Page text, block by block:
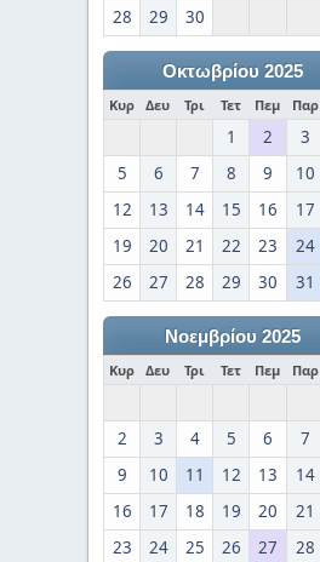
28
29 30
Οκτωβρίου 2025
Κυρ Δευ Τρι Τετ Πεμ Παρ
1 2 3
5
6 7 8 9 10
12
13 14 15 16 17
19
20 21 22 23 24
26
27 28 29 30 31
Νοεμβρίου 2025
Κυρ Δευ Τρι Τετ Πεμ Παρ
2
3 4 5 6 7
9
10 11 12 13 14
16
17 18 19 20 21
23
24 25 26 27 28